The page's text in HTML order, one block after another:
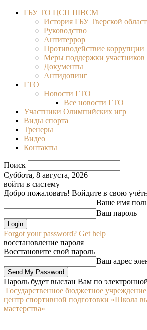
ГБУ ТО ЦСП ШВСМ
История ГБУ Тверской
Руководство
Антитеррор
Противодействие коррупции
Меры поддержки
Документы
Антидопинг
ГТО
Новости ГТО
Все новости ГТО
Участники Олимпийских игр
Виды спорта
Тренеры
Видео
Контакты
Поиск
Суббота, 8 августа, 2026
войти в систему
Добро пожаловать! Войдите в свою
Ваше имя
Ваш пароль
Forgot your password? Get help
восстановление пароля
Восстановите свой пароль
Ваш адрес
Пароль будет выслан Вам по
Государственное бюджетное
центр спортивной подготовки «Школа
мастерства»